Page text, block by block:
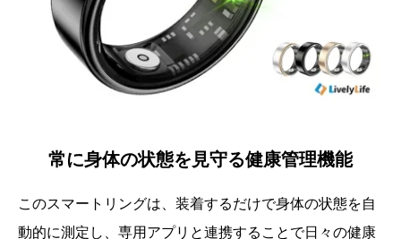
常に身体の状態を見守る健康管理機能
このスマートリングは、装着するだけで身体の状態を自
動的に測定し、専用アプリと連携することで日々の健康